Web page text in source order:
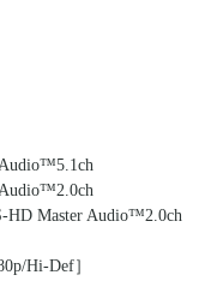
Master Audio™2.0ch
Hi-Def］